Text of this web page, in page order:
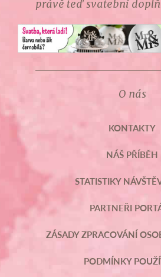
právě teď svatební
O nás
KONTAKTY
NÁŠ PŘÍBĚH
STATISTIKY
PARTNEŘI
ZÁSADY ZPRACOVÁNÍ
PODMÍNKY